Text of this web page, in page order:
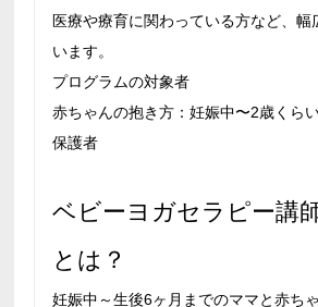
医療や療育に関わっている方など、幅
います。
プログラムの対象者
赤ちゃんの抱き方：妊娠中〜2歳くら
保護者
ベビーヨガセラピー講
とは？
妊娠中～生後6ヶ月までのママと赤ち